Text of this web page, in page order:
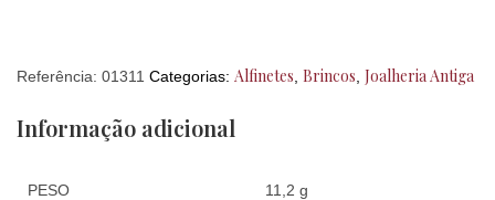
Referência: 01311 Categorias: Alfinetes Brincos Joalheria Antiga
Informação adicional
PESO 11,2 g